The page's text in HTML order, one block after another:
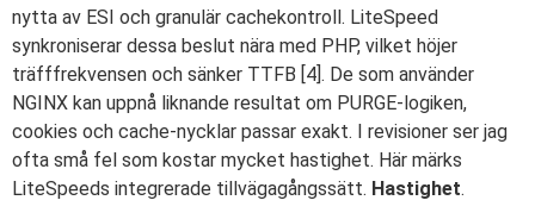
nytta av ESI och granulär cachekontroll. LiteSpeed
synkroniserar dessa beslut nära med PHP, vilket höjer
träfffrekvensen och sänker TTFB [4]. De som använder
NGINX kan uppnå liknande resultat om PURGE-logiken,
cookies och cache-nycklar passar exakt. I revisioner ser jag
ofta små fel som kostar mycket hastighet. Här märks
LiteSpeeds integrerade tillvägagångssätt. Hastighet.